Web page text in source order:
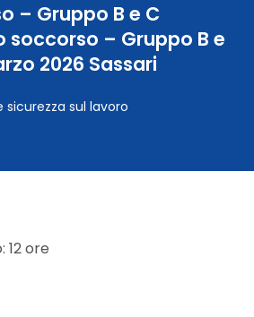
– Gruppo B e C
soccorso – Gruppo B e
2026 Sassari
sicurezza sul lavoro
12 ore